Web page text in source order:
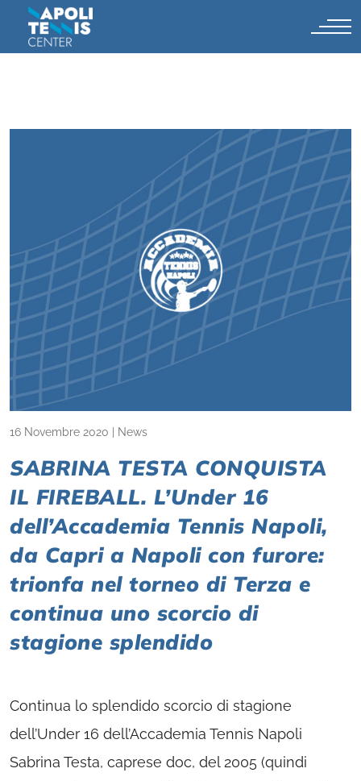
16 Novembre 2020 News
SABRINA TESTA CONQUISTA
IL FIREBALL. L’Under 16
dell’Accademia Tennis Napoli,
da Capri a Napoli con furore:
trionfa nel torneo di Terza e
continua uno scorcio di
stagione splendido
Continua lo splendido scorcio di stagione
dell’Under 16 dell’Accademia Tennis Napoli
Sabrina Testa, caprese doc, del 2005 (quindi